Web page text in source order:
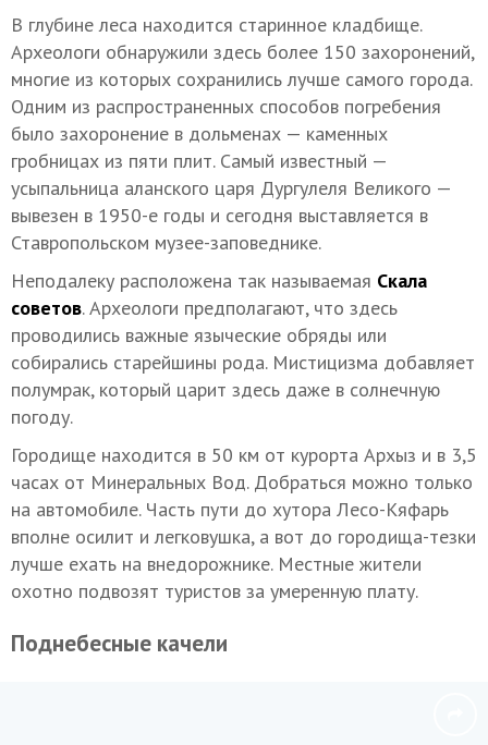
В глубине леса находится старинное кладбище.
Археологи обнаружили здесь более 150 захоронений,
многие из которых сохранились лучше самого города.
Одним из распространенных способов погребения
было захоронение в дольменах — каменных
гробницах из пяти плит. Самый известный —
усыпальница аланского царя Дургулеля Великого —
вывезен в 1950-е годы и сегодня выставляется в
Ставропольском музее-заповеднике.
Неподалеку расположена так называемая Скала
советов. Археологи предполагают, что здесь
проводились важные языческие обряды или
собирались старейшины рода. Мистицизма добавляет
полумрак, который царит здесь даже в солнечную
погоду.
Городище находится в 50 км от курорта Архыз и в 3,5
часах от Минеральных Вод. Добраться можно только
на автомобиле. Часть пути до хутора Лесо-Кяфарь
вполне осилит и легковушка, а вот до городища-тезки
лучше ехать на внедорожнике. Местные жители
охотно подвозят туристов за умеренную плату.
Поднебесные качели